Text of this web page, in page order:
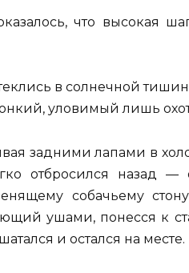
что высокая
в солнечной
уловимый лишь
задними лапами в
отбросился назад —
собачьему
ушами, понесся к
и остался на месте.